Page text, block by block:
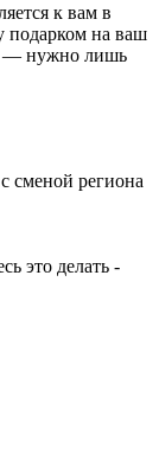
к вам в
подарком на ваш
— нужно лишь
сменой региона
это делать -